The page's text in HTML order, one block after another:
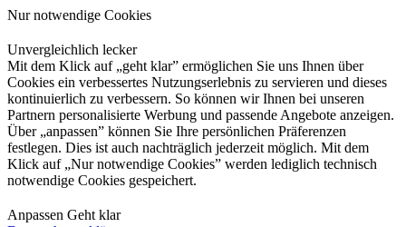
Nur notwendige Cookies
Unvergleichlich lecker
Mit dem Klick auf „geht klar” ermöglichen Sie uns Ihnen über
Cookies ein verbessertes Nutzungserlebnis zu servieren und dieses
kontinuierlich zu verbessern. So können wir Ihnen bei unseren
Partnern personalisierte Werbung und passende Angebote anzeigen.
Über „anpassen” können Sie Ihre persönlichen Präferenzen
festlegen. Dies ist auch nachträglich jederzeit möglich. Mit dem
Klick auf „Nur notwendige Cookies” werden lediglich technisch
notwendige Cookies gespeichert.
Anpassen Geht klar